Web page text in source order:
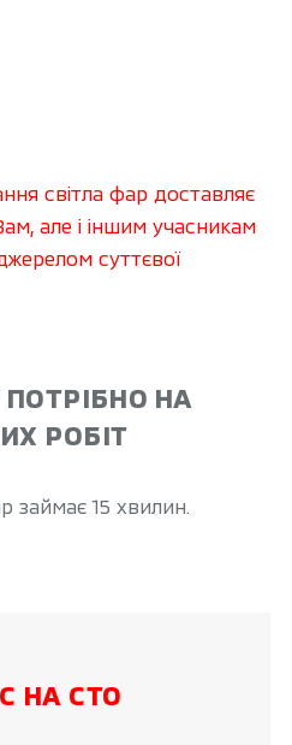
світла фар доставляє
але і іншим учасникам
суттєвої
НА
РОБІТ
займає 15 хвилин.
НА СТО